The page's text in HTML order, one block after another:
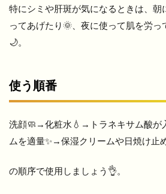
特にシミや肝斑が気になるときは、朝
ってあげたり🌞、夜に使って肌を労っ
🌙。
使う順番
洗顔🧼→化粧水💧→トラネキサム酸が
ムを適量✨→保湿クリームや日焼け
の順序で使用しましょう👌。